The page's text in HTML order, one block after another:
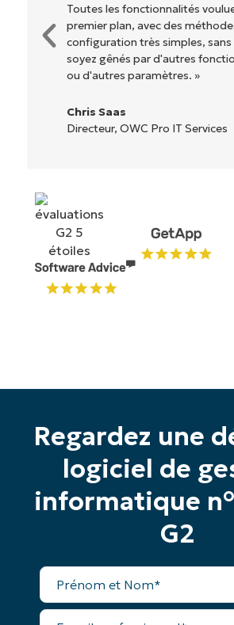
d'interface difficile à
options et tous les
étiquetés, faciles à
très facile de s'y
Reiffenberger.NET
Regardez une
logiciel de
informatique
G2
Prénom
Nom*
E-
Commencez votre essai
Pas de carte de crédit requise,
toutes les
Business
email*